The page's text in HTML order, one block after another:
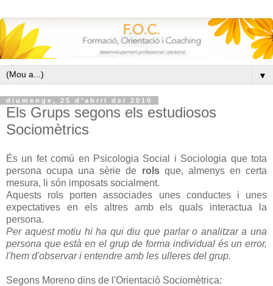
▼
diumenge, 25 d’abril del 2010
Els Grups segons els estudiosos
Sociomètrics
És un fet comú en Psicologia Social i Sociologia que tota
persona ocupa una sèrie de rolsque, almenys en certa
mesura, li són imposats socialment.
Aquests rols porten associades unes conductes i unes
expectatives en els altres amb els quals interactua la
persona.
Per aquest motiu hi ha qui diu que parlar o analitzar a una
persona que està en el grup de forma individual és un error,
l'hem d'observar i entendre amb les ulleres del grup.
Segons Moreno dins de l'Orientació Sociomètrica: